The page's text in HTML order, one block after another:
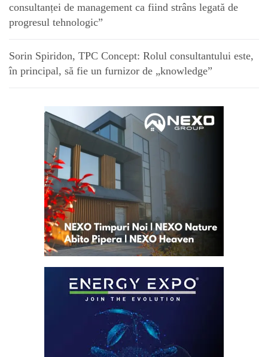
consultanței de management ca fiind strâns legată de
progresul tehnologic”
Sorin Spiridon, TPC Concept: Rolul consultantului este,
în principal, să fie un furnizor de „knowledge”